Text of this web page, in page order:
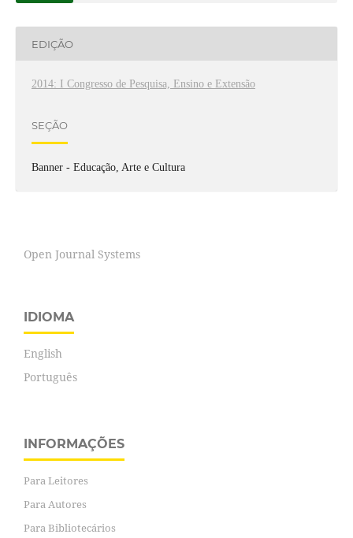
EDIÇÃO
2014: I Congresso de Pesquisa, Ensino e Extensão
SEÇÃO
Banner - Educação, Arte e Cultura
Open Journal Systems
IDIOMA
English
Português
INFORMAÇÕES
Para Leitores
Para Autores
Para Bibliotecários